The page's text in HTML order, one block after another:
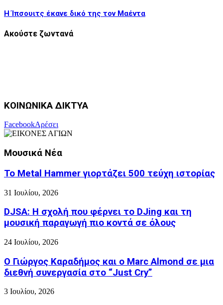
Η Ίπσουιτς έκανε δικό της τον Μαέντα
Ακούστε ζωντανά
ΚΟΙΝΩΝΙΚΑ ΔΙΚΤΥΑ
FacebookΑρέσει
Μουσικά Νέα
Το Metal Hammer γιορτάζει 500 τεύχη ιστορίας
31 Ιουλίου, 2026
DJSA: Η σχολή που φέρνει το DJing και τη
μουσική παραγωγή πιο κοντά σε όλους
24 Ιουλίου, 2026
Ο Γιώργος Καραδήμος και ο Marc Almond σε μια
διεθνή συνεργασία στο “Just Cry”
3 Ιουλίου, 2026